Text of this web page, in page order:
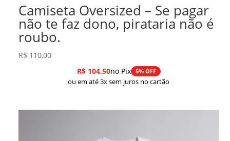
Camiseta Oversized – Se pagar
não te faz dono, pirataria não é
roubo.
R$ 110,00
R$104,50no Pix 5% OFF
ou em até 3x sem juros no cartão